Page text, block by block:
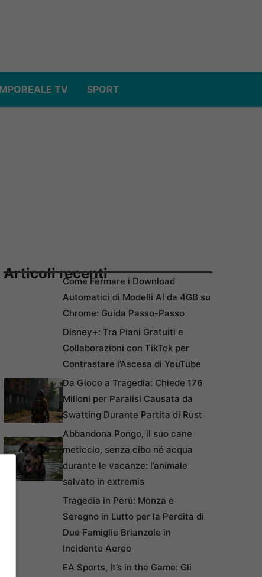
TV SPORT
Articoli recentiCome Fermare i Download
Automatici di Modelli AI da 4GB su
Chrome: Guida Passo-Passo
Disney+: Tra Piani Gratuiti e
Collaborazioni con TikTok per
Contrastare l’Ascesa di YouTube
Da Gioco a Tragedia: Chiede 176
Milioni per Paralisi Causata da
Swatting Durante Partita di Rust
Abbandona Pongo, il suo cane
meticcio, senza cibo né acqua
durante le vacanze: l’animale
salvato in extremis
Tragedia in Perù: Monza e
Seregno in Lutto per la Perdita di
Due Famiglie Brianzole in
Incidente Aereo
EA Sports, It’s in the Game: Gli